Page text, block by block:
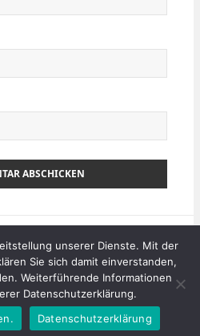
the Giants – Tree
Beach
unserer Dienste. Mit der
Sie sich damit einverstanden,
Weiterführende Informationen
Datenschutzerklärung.
Datenschutzerklärung